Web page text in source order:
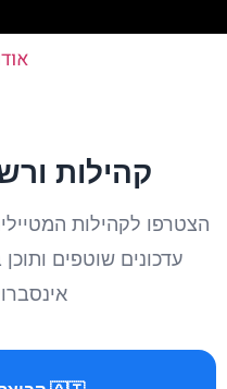
קהילות
הצטרפו לקהילות
עדכונים שוטפים